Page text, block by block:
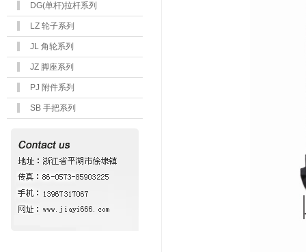
DG(单杆)拉杆系列
LZ 轮子系列
JL 角轮系列
JZ 脚座系列
PJ 附件系列
SB 手把系列